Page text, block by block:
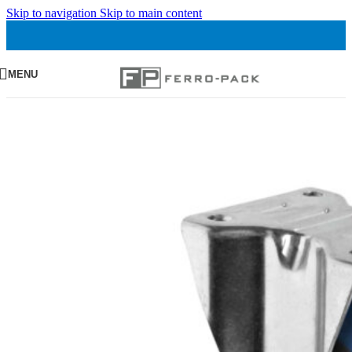
Skip to navigation Skip to main content
MENU